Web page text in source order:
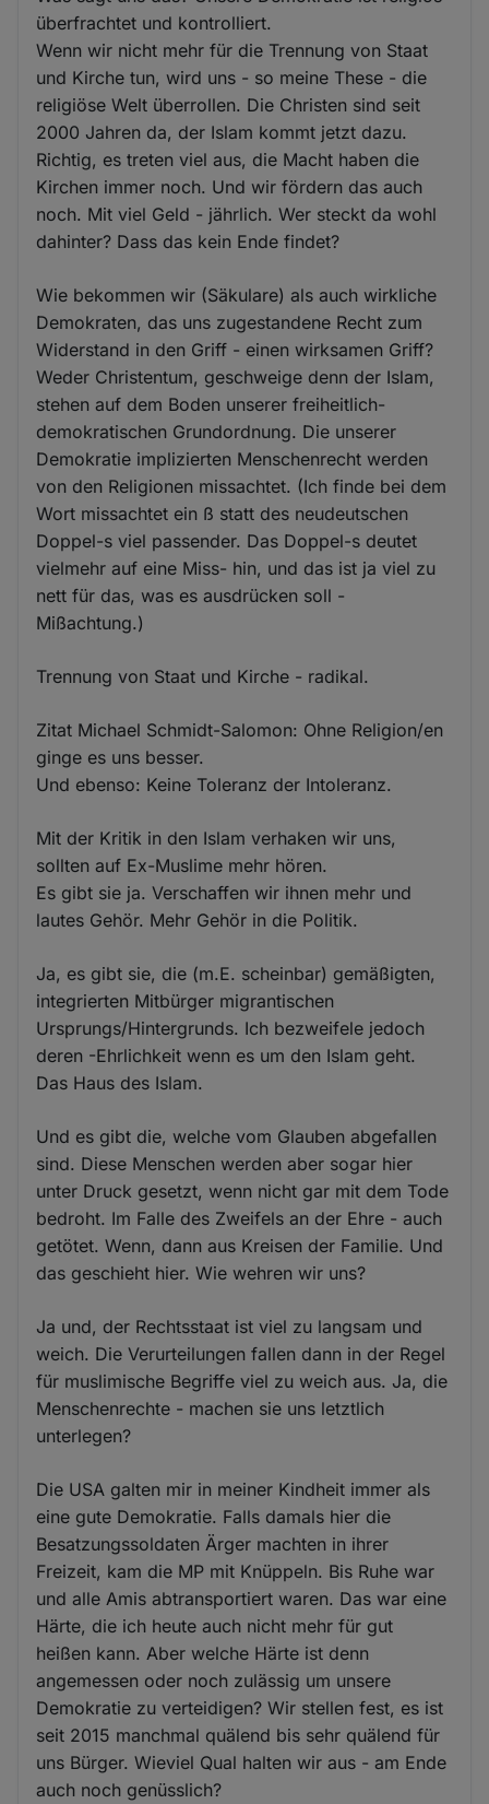
überfrachtet und kontrolliert.
Wenn wir nicht mehr für die Trennung von Staat
und Kirche tun, wird uns - so meine These - die
religiöse Welt überrollen. Die Christen sind seit
2000 Jahren da, der Islam kommt jetzt dazu.
Richtig, es treten viel aus, die Macht haben die
Kirchen immer noch. Und wir fördern das auch
noch. Mit viel Geld - jährlich. Wer steckt da wohl
dahinter? Dass das kein Ende findet?
Wie bekommen wir (Säkulare) als auch wirkliche
Demokraten, das uns zugestandene Recht zum
Widerstand in den Griff - einen wirksamen Griff?
Weder Christentum, geschweige denn der Islam,
stehen auf dem Boden unserer freiheitlich-
demokratischen Grundordnung. Die unserer
Demokratie implizierten Menschenrecht werden
von den Religionen missachtet. (Ich finde bei dem
Wort missachtet ein ß statt des neudeutschen
Doppel-s viel passender. Das Doppel-s deutet
vielmehr auf eine Miss- hin, und das ist ja viel zu
nett für das, was es ausdrücken soll -
Mißachtung.)
Trennung von Staat und Kirche - radikal.
Zitat Michael Schmidt-Salomon: Ohne Religion/en
ginge es uns besser.
Und ebenso: Keine Toleranz der Intoleranz.
Mit der Kritik in den Islam verhaken wir uns,
sollten auf Ex-Muslime mehr hören.
Es gibt sie ja. Verschaffen wir ihnen mehr und
lautes Gehör. Mehr Gehör in die Politik.
Ja, es gibt sie, die (m.E. scheinbar) gemäßigten,
integrierten Mitbürger migrantischen
Ursprungs/Hintergrunds. Ich bezweifele jedoch
deren -Ehrlichkeit wenn es um den Islam geht.
Das Haus des Islam.
Und es gibt die, welche vom Glauben abgefallen
sind. Diese Menschen werden aber sogar hier
unter Druck gesetzt, wenn nicht gar mit dem Tode
bedroht. Im Falle des Zweifels an der Ehre - auch
getötet. Wenn, dann aus Kreisen der Familie. Und
das geschieht hier. Wie wehren wir uns?
Ja und, der Rechtsstaat ist viel zu langsam und
weich. Die Verurteilungen fallen dann in der Regel
für muslimische Begriffe viel zu weich aus. Ja, die
Menschenrechte - machen sie uns letztlich
unterlegen?
Die USA galten mir in meiner Kindheit immer als
eine gute Demokratie. Falls damals hier die
Besatzungssoldaten Ärger machten in ihrer
Freizeit, kam die MP mit Knüppeln. Bis Ruhe war
und alle Amis abtransportiert waren. Das war eine
Härte, die ich heute auch nicht mehr für gut
heißen kann. Aber welche Härte ist denn
angemessen oder noch zulässig um unsere
Demokratie zu verteidigen? Wir stellen fest, es ist
seit 2015 manchmal quälend bis sehr quälend für
uns Bürger. Wieviel Qual halten wir aus - am Ende
auch noch genüsslich?